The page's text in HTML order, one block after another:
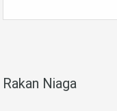
Rakan Niaga